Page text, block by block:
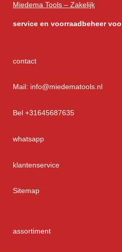
Miedema Tools – Zakelijk
service en voorraadbeheer
contact
Mail: info@miedematools.nl
Bel +31645687635
whatsapp
klantenservice
Sitemap
assortiment